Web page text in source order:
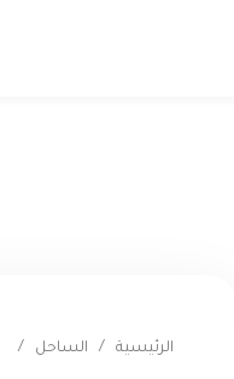
الرئيسية / الساحل /